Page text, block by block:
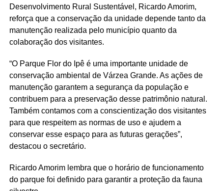
Desenvolvimento Rural Sustentável, Ricardo Amorim,
reforça que a conservação da unidade depende tanto da
manutenção realizada pelo município quanto da
colaboração dos visitantes.
“O Parque Flor do Ipê é uma importante unidade de
conservação ambiental de Várzea Grande. As ações de
manutenção garantem a segurança da população e
contribuem para a preservação desse patrimônio natural.
Também contamos com a conscientização dos visitantes
para que respeitem as normas de uso e ajudem a
conservar esse espaço para as futuras gerações”,
destacou o secretário.
Ricardo Amorim lembra que o horário de funcionamento
do parque foi definido para garantir a proteção da fauna